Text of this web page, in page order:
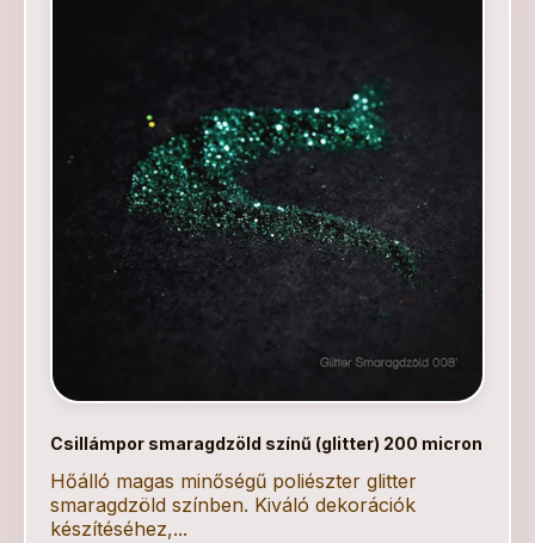
Csillámpor smaragdzöld színű (glitter) 200 micron
Hőálló magas minőségű poliészter glitter
smaragdzöld színben. Kiváló dekorációk
készítéséhez,...